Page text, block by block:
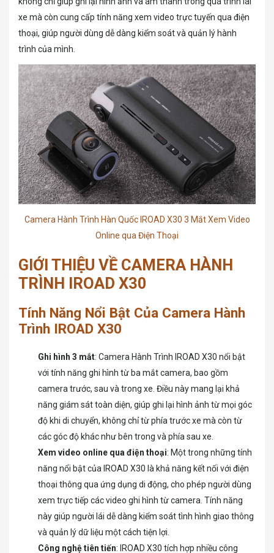
xe mà còn cung cấp tính năng xem video trực tuyến qua điện
thoại, giúp người dùng dễ dàng kiểm soát và quản lý hành
trình của mình.
Camera Hành Trình Hàn Quốc IROAD X30 3 Mắt Xem Video
Online qua Điện Thoại
GIỚI THIỆU VỀ CAMERA HÀNH
TRÌNH IROAD X30
Tính Năng Nổi Bật Của Camera Hành
Trình IROAD X30
Ghi hình 3 mắt: Camera Hành Trình IROAD X30 nổi bật
với tính năng ghi hình từ ba mắt camera, bao gồm
camera trước, sau và trong xe. Điều này mang lại khả
năng giám sát toàn diện, giúp ghi lại hình ảnh từ mọi góc
độ khi di chuyển, không chỉ từ phía trước xe mà còn từ
các góc độ khác như bên trong và phía sau xe.
Xem video online qua điện thoại: Một trong những tính
năng nổi bật của IROAD X30 là khả năng kết nối với điện
thoại thông qua ứng dụng di động, cho phép người dùng
xem trực tiếp các video ghi hình từ camera. Tính năng
này giúp người lái dễ dàng kiểm soát tình hình giao thông
và quản lý dữ liệu một cách tiện lợi.
Công nghệ tiên tiến: IROAD X30 tích hợp nhiều công